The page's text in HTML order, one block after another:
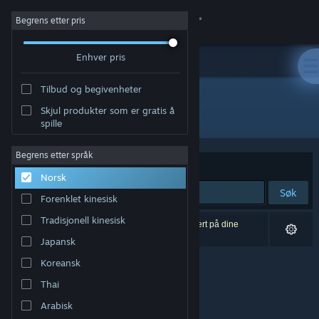
Logg inn
Om
Kundestøtte
Bytt språk
Skaff deg Steam-appen på mobil
Vis skrivebordsversjon
Begrens etter pris
Enhver pris
Tilbud og begivenheter
Skjul produkter som er gratis å
spille
Begrens etter språk
Norsk
Forenklet kinesisk
Tradisjonell kinesisk
Japansk
Koreansk
Thai
Arabisk
Utvikler: Vlambeer
Sorter etter Relevans
Søk
0 treff på søket. 6 produkter er blitt utelukket basert på dine
innstillinger.